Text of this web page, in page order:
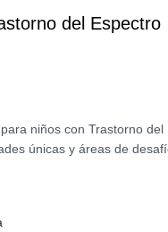
del Espectro
niños con Trastorno del
únicas y áreas de